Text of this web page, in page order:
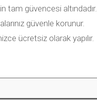
tam güvencesi altındadır.
güvenle korunur.
ücretsiz olarak yapılır.